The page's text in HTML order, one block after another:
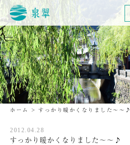
ホーム > すっかり暖かくなりました～～♪
2012.04.28
すっかり暖かくなりました～～♪